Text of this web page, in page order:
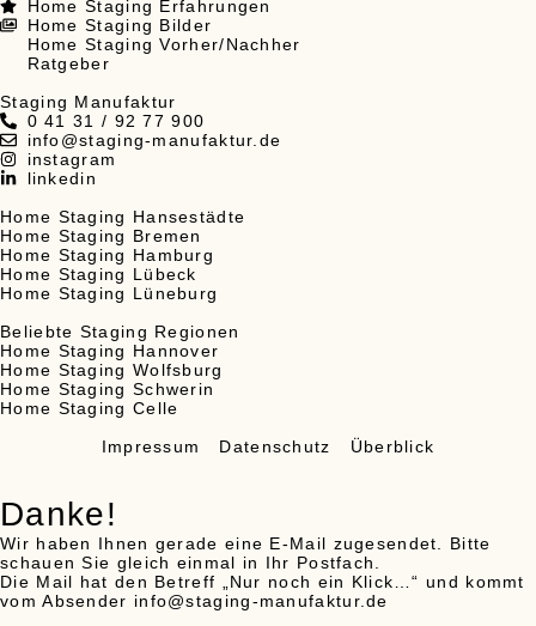
Home Staging Erfahrungen
Home Staging Bilder
Home Staging Vorher/Nachher
Ratgeber
Staging Manufaktur
0 41 31 / 92 77 900
info@staging-manufaktur.de
instagram
linkedin
Home Staging Hansestädte
Home Staging Bremen
Home Staging Hamburg
Home Staging Lübeck
Home Staging Lüneburg
Beliebte Staging Regionen
Home Staging Hannover
Home Staging Wolfsburg
Home Staging Schwerin
Home Staging Celle
Impressum
Datenschutz Überblick
Danke!
Wir haben Ihnen gerade eine E-Mail zugesendet. Bitte
schauen Sie gleich einmal in Ihr Postfach.
Die Mail hat den Betreff „Nur noch ein Klick…“ und kommt
vom Absender info@staging-manufaktur.de